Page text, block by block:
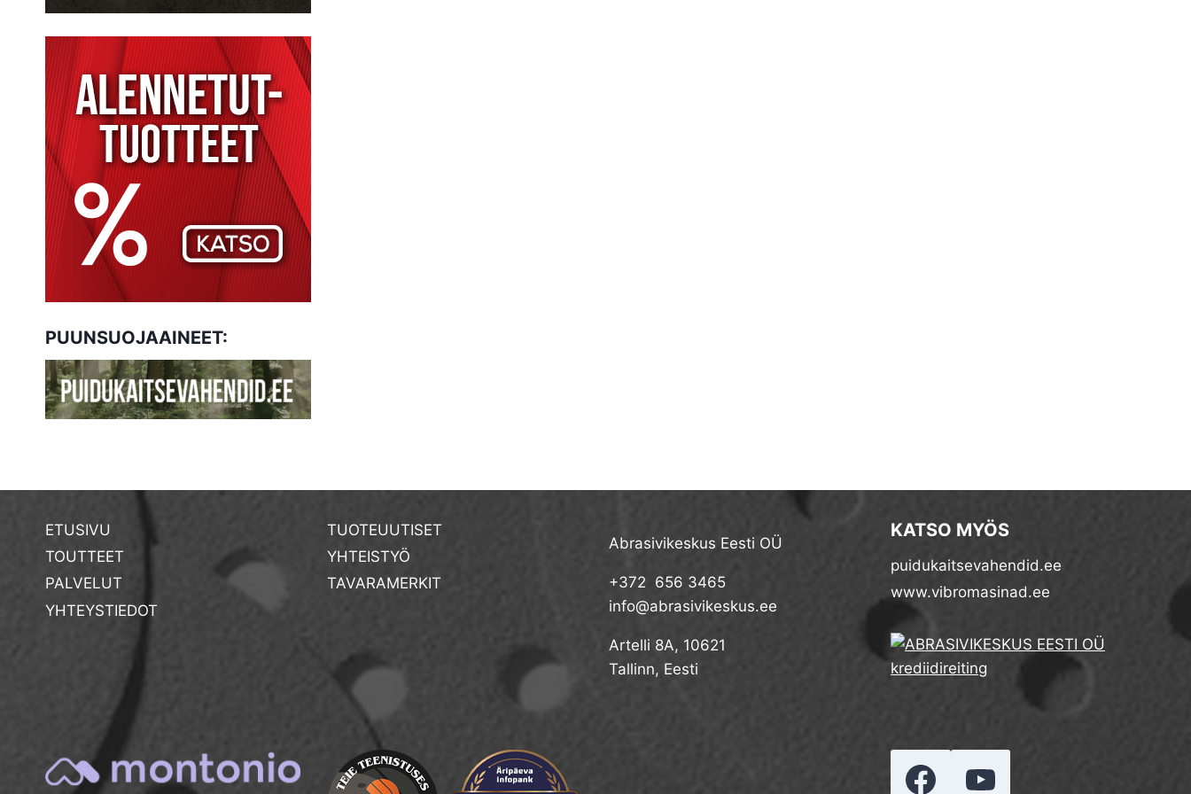
PUUNSUOJAAINEET:
ETUSIVU
TOUTTEET
PALVELUT
YHTEYSTIEDOT
TUOTEUUTISET
YHTEISTYÖ
TAVARAMERKIT
Abrasivikeskus Eesti OÜ
+372 656 3465
info@abrasivikeskus.ee
Artelli 8A, 10621
Tallinn, Eesti
KATSO MYÖS
puidukaitsevahendid.ee
www.vibromasinad.ee